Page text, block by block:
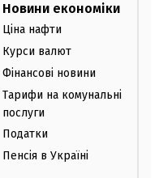
Новини економіки
Ціна нафти
Курси валют
Фінансові новини
Тарифи на комунальні
послуги
Податки
Пенсія в Україні